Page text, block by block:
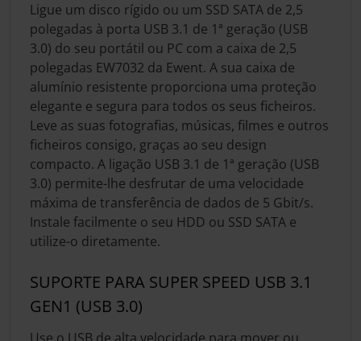
Ligue um disco rígido ou um SSD SATA de 2,5
polegadas à porta USB 3.1 de 1ª geração (USB
3.0) do seu portátil ou PC com a caixa de 2,5
polegadas EW7032 da Ewent. A sua caixa de
alumínio resistente proporciona uma proteção
elegante e segura para todos os seus ficheiros.
Leve as suas fotografias, músicas, filmes e outros
ficheiros consigo, graças ao seu design
compacto. A ligação USB 3.1 de 1ª geração (USB
3.0) permite-lhe desfrutar de uma velocidade
máxima de transferência de dados de 5 Gbit/s.
Instale facilmente o seu HDD ou SSD SATA e
utilize-o diretamente.
SUPORTE PARA SUPER SPEED USB 3.1
GEN1 (USB 3.0)